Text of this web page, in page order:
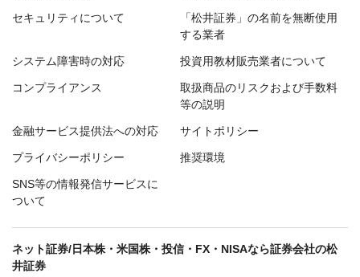
セキュリティについて
「松井証券」の名前を無断使用
する業者
システム障害時の対応 投資用教材販売業者について
コンプライアンス
取扱商品のリスクおよび手数料
等の説明
金融サービス提供法への対応 サイトポリシー
プライバシーポリシー 推奨環境
SNS等の情報発信サービスに
ついて
ネット証券/日本株・米国株・投信・FX・NISAなら証券会社の松
井証券